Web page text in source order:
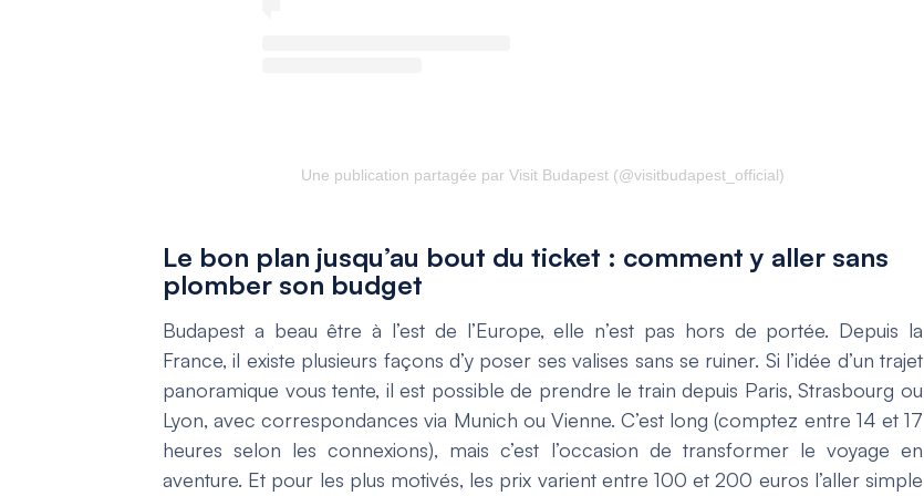
Une publication partagée par Visit Budapest (@visitbudapest_official)
Le bon plan jusqu’au bout du ticket : comment y aller sans
plomber son budget
Budapest a beau être à l’est de l’Europe, elle n’est pas hors de portée. Depuis la
France, il existe plusieurs façons d’y poser ses valises sans se ruiner. Si l’idée d’un trajet
panoramique vous tente, il est possible de prendre le train depuis Paris, Strasbourg ou
Lyon, avec correspondances via Munich ou Vienne. C’est long (comptez entre 14 et 17
heures selon les connexions), mais c’est l’occasion de transformer le voyage en
aventure. Et pour les plus motivés, les prix varient entre 100 et 200 euros l’aller simple